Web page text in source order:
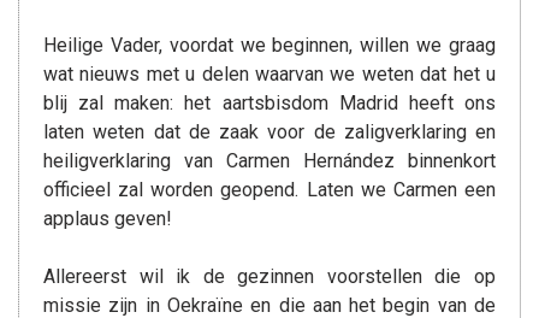
Heilige Vader, voordat we beginnen, willen we graag
wat nieuws met u delen waarvan we weten dat het u
blij zal maken: het aartsbisdom Madrid heeft ons
laten weten dat de zaak voor de zaligverklaring en
heiligverklaring van Carmen Hernández binnenkort
officieel zal worden geopend. Laten we Carmen een
applaus geven!
Allereerst wil ik de gezinnen voorstellen die op
missie zijn in Oekraïne en die aan het begin van de